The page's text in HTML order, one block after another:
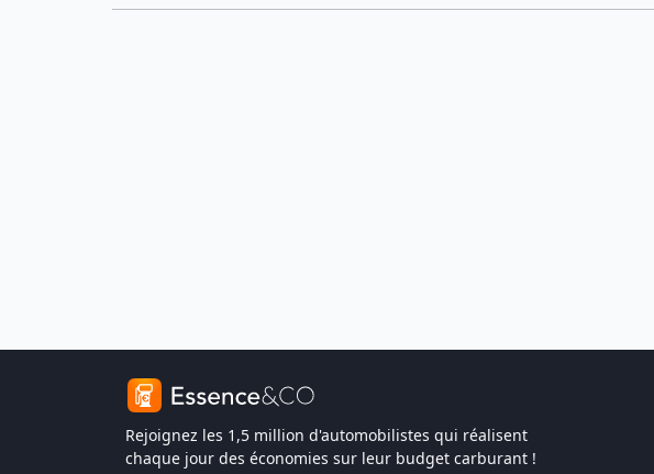
Rejoignez les 1,5 million d'automobilistes qui réalisent
chaque jour des économies sur leur budget carburant !